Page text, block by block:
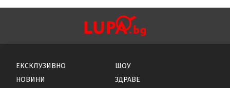
ЕКСКЛУЗИВНО
НОВИНИ
ШОУ
ЗДРАВЕ